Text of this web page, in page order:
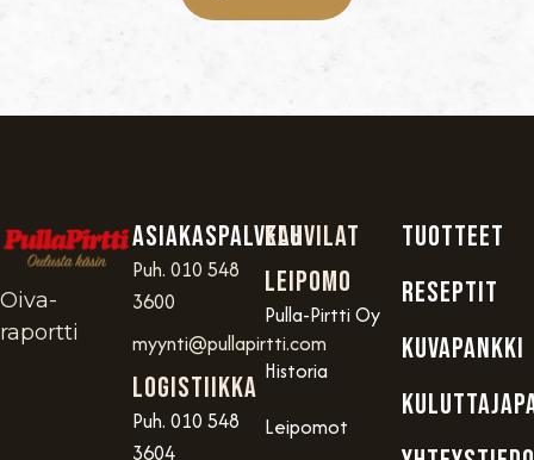
Oiva-
raportti
Asiakaspalvelu
Puh. 010 548
3600
myynti@pullapirtti.com
Logistiikka
Puh. 010 548
3604
Kahvilat
Leipomo
Pulla-Pirtti Oy
Historia
Leipomot
TUOTTEET
RESEPTIT
KUVAPANKKI